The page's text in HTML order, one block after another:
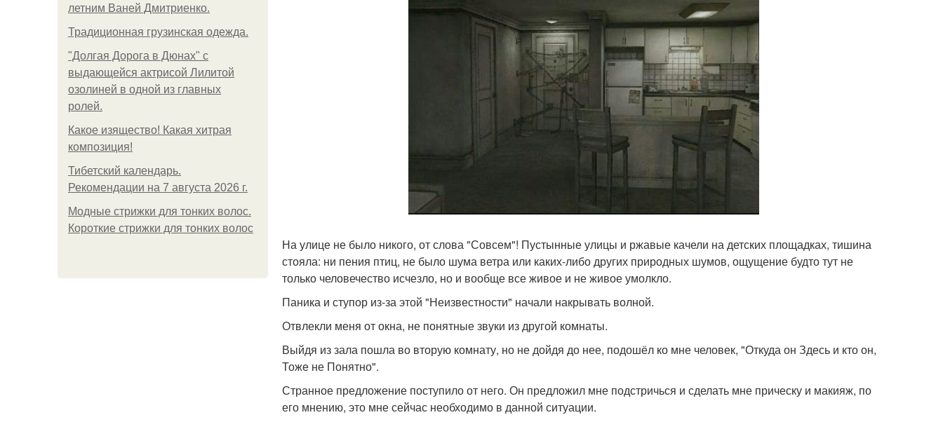
летним Ваней Дмитриенко.
Традиционная грузинская одежда.
"Долгая Дорога в Дюнах" с
выдающейся актрисой Лилитой
озолиней в одной из главных
ролей.
Какое изящество! Какая хитрая
композиция!
Тибетский календарь.
Рекомендации на 7 августа 2026 г.
Модные стрижки для тонких волос.
Короткие стрижки для тонких волос
На улице не было никого, от слова "Совсем"! Пустынные улицы и ржавые качели на детских площадках, тишина
стояла: ни пения птиц, не было шума ветра или каких-либо других природных шумов, ощущение будто тут не
только человечество исчезло, но и вообще все живое и не живое умолкло.
Паника и ступор из-за этой "Неизвестности" начали накрывать волной.
Отвлекли меня от окна, не понятные звуки из другой комнаты.
Выйдя из зала пошла во вторую комнату, но не дойдя до нее, подошёл ко мне человек, "Откуда он Здесь и кто он,
Тоже не Понятно".
Странное предложение поступило от него. Он предложил мне подстричься и сделать мне прическу и макияж, по
его мнению, это мне сейчас необходимо в данной ситуации.